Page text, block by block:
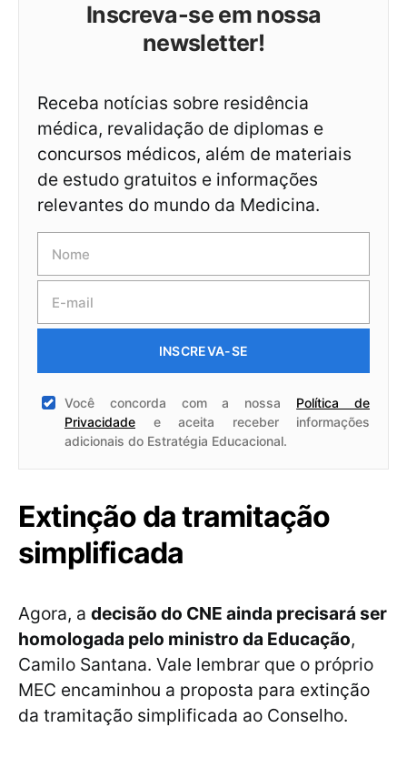
Inscreva-se em nossa
newsletter!
Receba notícias sobre residência
médica, revalidação de diplomas e
concursos médicos, além de materiais
de estudo gratuitos e informações
relevantes do mundo da Medicina.
INSCREVA-SE
Você concorda com a nossa Política de
Privacidade e aceita receber informações
adicionais do Estratégia Educacional.
Extinção da tramitação
simplificada
Agora, a decisão do CNE ainda precisará ser
homologada pelo ministro da Educação,
Camilo Santana. Vale lembrar que o próprio
MEC encaminhou a proposta para extinção
da tramitação simplificada ao Conselho.